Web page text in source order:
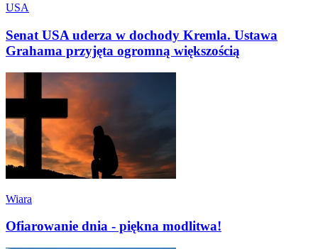
USA
Senat USA uderza w dochody Kremla. Ustawa
Grahama przyjęta ogromną większością
Wiara
Ofiarowanie dnia - piękna modlitwa!